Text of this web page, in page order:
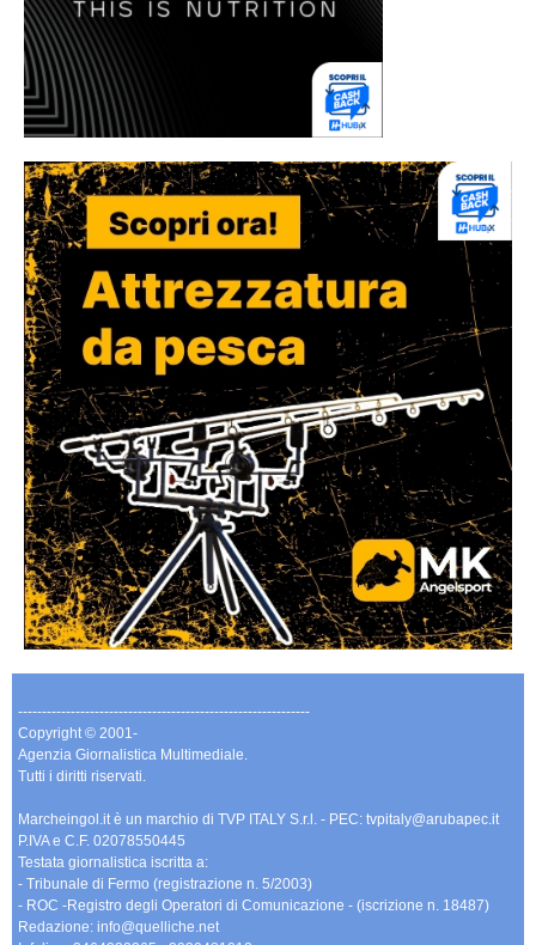
-------------------------------------------------------------
Copyright © 2001-
Agenzia Giornalistica Multimediale.
Tutti i diritti riservati.
Marcheingol.it è un marchio di TVP ITALY S.r.l. - PEC: tvpitaly@arubapec.it
P.IVA e C.F. 02078550445
Testata giornalistica iscritta a:
- Tribunale di Fermo (registrazione n. 5/2003)
- ROC -Registro degli Operatori di Comunicazione - (iscrizione n. 18487)
Redazione: info@quelliche.net